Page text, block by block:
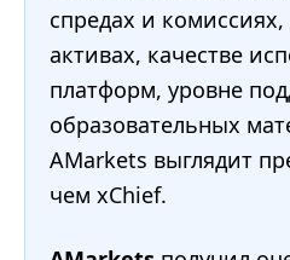
спредах и
активах, качестве
платформ, уровне
образовательных
AMarkets выглядит
чем xChief.